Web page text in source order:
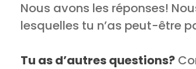
Nous avons les réponses!
lesquelles tu n’as peut-être
Tu as d’autres questions?